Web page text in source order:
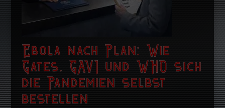
Ebola nach Plan: Wie
Gates, GAVI und WHO sich
die Pandemien selbst
bestellen